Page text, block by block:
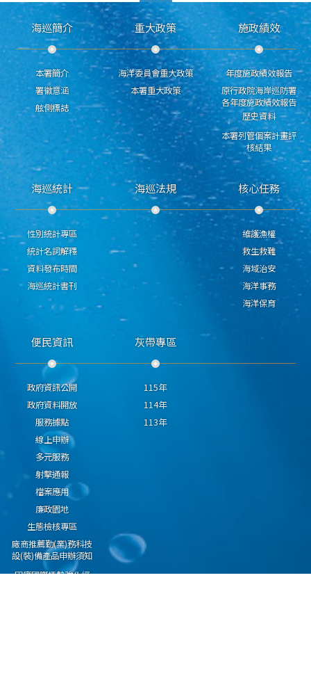
海巡簡介
本署簡介
署徽意涵
舷側標誌
重大政策
海洋委員會重大政策
本署重大政策
施政績效
年度施政績效報告
原行政院海岸巡防署
各年度施政績效報告
歷史資料
本署列管個案計畫評
核結果
海巡統計
性別統計專區
統計名詞解釋
資料發布時間
海巡統計書刊
海巡法規 核心任務
維護漁權
救生救難
海域治安
海洋事務
海洋保育
便民資訊
政府資訊公開
政府資料開放
服務據點
線上申辦
多元服務
射擊通報
檔案應用
廉政園地
生態檢核專區
廠商推薦勤(業)務科技
設(裝)備產品申辦須知
因應國際情勢強化經
灰帶專區
115年
114年
113年